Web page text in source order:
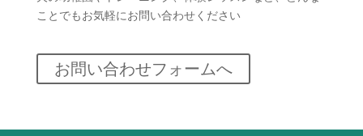
ことでもお気軽にお問い合わせください
お問い合わせフォームへ